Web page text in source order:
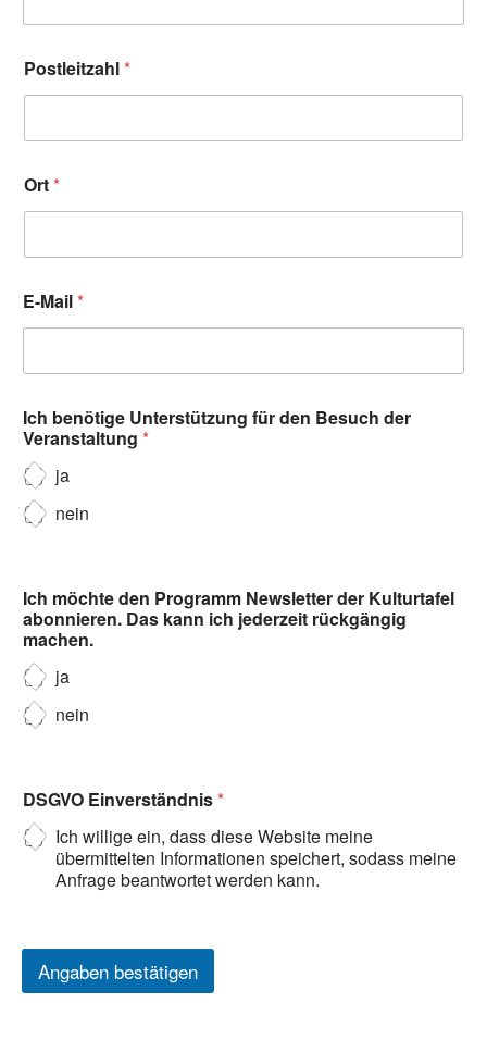
Postleitzahl*
Ort*
E-Mail*
Ich benötige Unterstützung für den Besuch der
Veranstaltung *
ja
nein
Ich möchte den Programm Newsletter der Kulturtafel
abonnieren. Das kann ich jederzeit rückgängig
machen.
ja
nein
DSGVO Einverständnis*
Ich willige ein, dass diese Website meine
übermittelten Informationen speichert, sodass meine
Anfrage beantwortet werden kann.
Angaben bestätigen